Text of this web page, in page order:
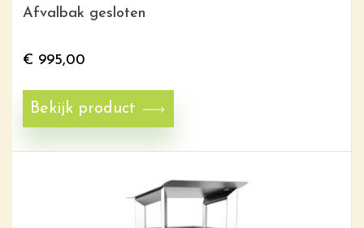
Afvalbak gesloten
€ 995,00
Bekijk product